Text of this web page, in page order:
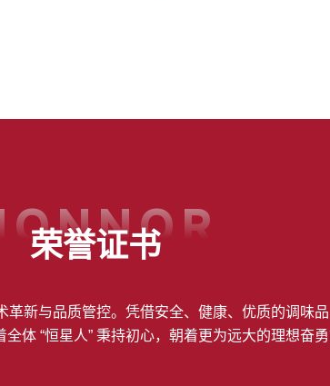
荣誉证书
革新与品质管控。凭借安全、健康、优质的调味
体 “恒星人” 秉持初心，朝着更为远大的理想奋勇